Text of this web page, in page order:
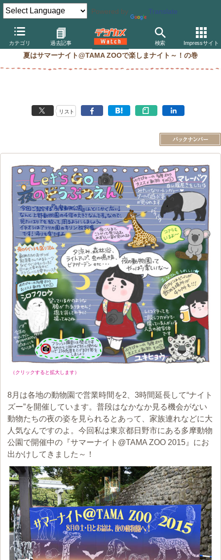
Powered by Translate
カテゴリ 過去記事 検索 Impressサイト
ゆきぴゅーの「今日もお出かけ日和」
夏はサマーナイト@TAMA ZOOで楽しまナイト～！の巻
リスト
（クリックすると拡大します）
8月は各地の動物園で営業時間を2、3時間延長して“ナイト
ズー”を開催しています。普段はなかなか見る機会がない
動物たちの夜の姿を見られるとあって、家族連れなどに大
人気なんですのよ。今回私は東京都日野市にある多摩動物
公園で開催中の『サマーナイト@TAMA ZOO 2015』にお
出かけしてきました～！